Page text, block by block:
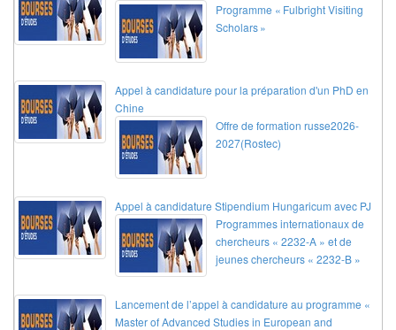
Programme « Fulbright Visiting
Scholars »
Appel à candidature pour la préparation d'un PhD en
Chine
Offre de formation russe2026-
2027(Rostec)
Appel à candidature Stipendium Hungaricum avec PJ
Programmes internationaux de
chercheurs « 2232-A » et de
jeunes chercheurs « 2232-B »
Lancement de l’appel à candidature au programme «
Master of Advanced Studies in European and